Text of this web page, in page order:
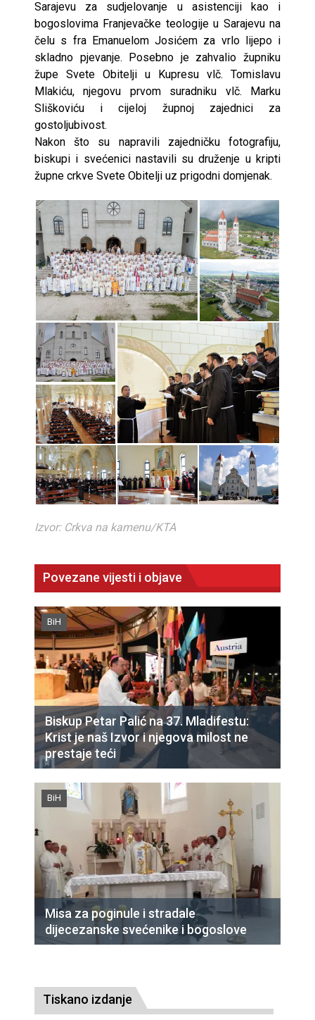
Sarajevu za sudjelovanje u asistenciji kao i
bogoslovima Franjevačke teologije u Sarajevu na
čelu s fra Emanuelom Josićem za vrlo lijepo i
skladno pjevanje. Posebno je zahvalio župniku
župe Svete Obitelji u Kupresu vlč. Tomislavu
Mlakiću, njegovu prvom suradniku vlč. Marku
Sliškoviću i cijeloj župnoj zajednici za
gostoljubivost.
Nakon što su napravili zajedničku fotografiju,
biskupi i svećenici nastavili su druženje u kripti
župne crkve Svete Obitelji uz prigodni domjenak.
Izvor: Crkva na kamenu/KTA
Povezane vijesti i objave
BiH
Biskup Petar Palić na 37. Mladifestu:
Krist je naš Izvor i njegova milost ne
prestaje teći
BiH
Misa za poginule i stradale
dijecezanske svećenike i bogoslove
Tiskano izdanje